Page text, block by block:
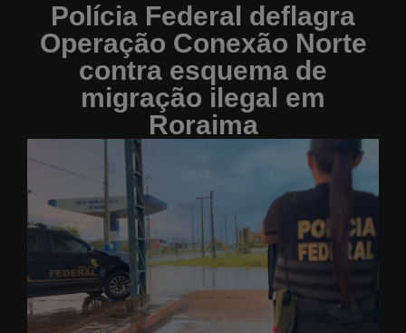
Polícia Federal deflagra
Operação Conexão Norte
contra esquema de
migração ilegal em
Roraima